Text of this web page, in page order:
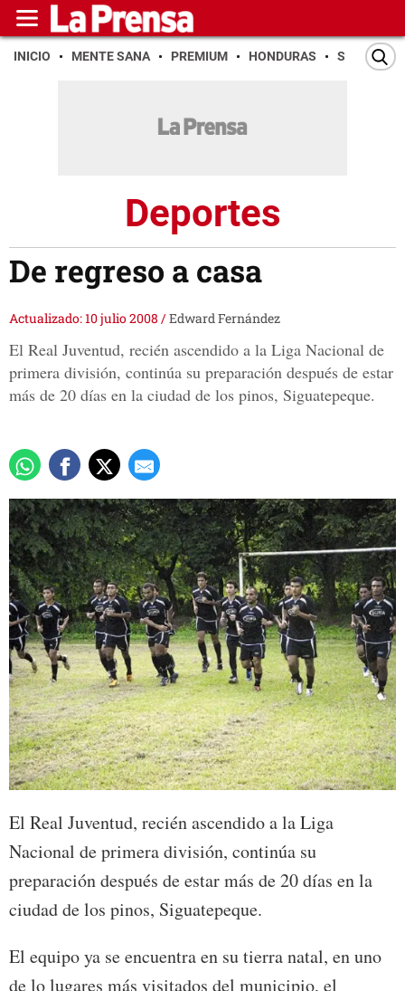
INICIO MENTE SANA PREMIUM HONDURAS SAN PEDRO
Deportes
De regreso a casa
Actualizado: 10 julio 2008 /Edward Fernández
El Real Juventud, recién ascendido a la Liga Nacional de
primera división, continúa su preparación después de estar
más de 20 días en la ciudad de los pinos, Siguatepeque.
El Real Juventud, recién ascendido a la Liga
Nacional de primera división, continúa su
preparación después de estar más de 20 días en la
ciudad de los pinos, Siguatepeque.
El equipo ya se encuentra en su tierra natal, en uno
de lo lugares más visitados del municipio, el